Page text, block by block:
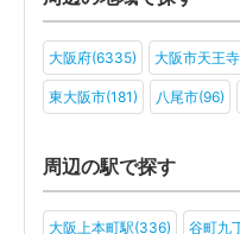
一般社団法人(4) その他(5)
大阪府(6335) 大阪市天王
東大阪市(181) 八尾市(96)
周辺の駅で探す
大阪上本町駅(336) 谷町九